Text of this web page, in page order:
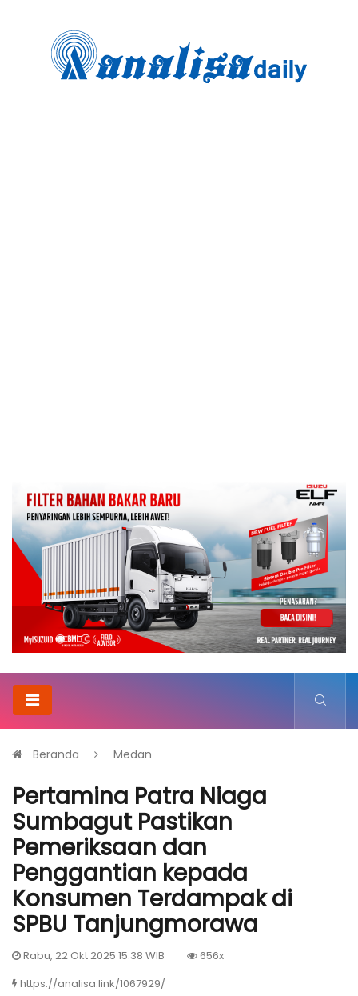
Beranda Medan
Pertamina Patra Niaga
Sumbagut Pastikan
Pemeriksaan dan
Penggantian kepada
Konsumen Terdampak di
SPBU Tanjungmorawa
Rabu, 22 Okt 2025 15:38 WIB
656x
https://analisa.link/1067929/